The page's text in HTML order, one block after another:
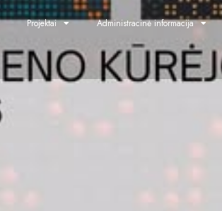
Projektai Administracinė informacija